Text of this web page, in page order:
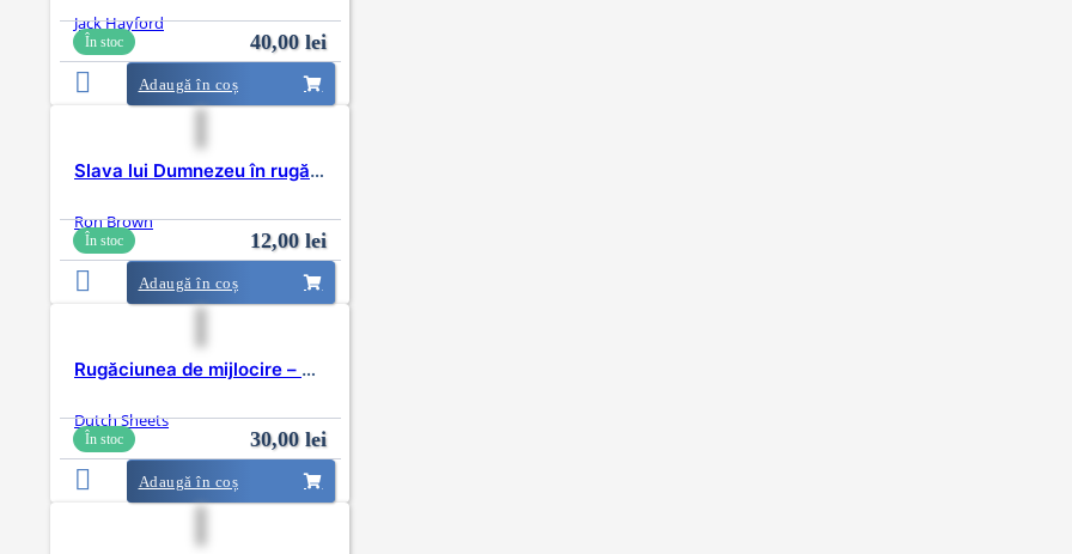
Jack Hayford
În stoc 40,00 lei
Adaugă în coș
Slava lui Dumnezeu în rugăciune
Ron Brown
În stoc 12,00 lei
Adaugă în coș
Rugăciunea de mijlocire – ghid de studiu
Dutch Sheets
În stoc 30,00 lei
Adaugă în coș